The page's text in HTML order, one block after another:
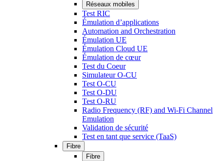
Réseaux mobiles
Test RIC
Émulation d’applications
Automation and Orchestration
Émulation UE
Émulation Cloud UE
Émulation de cœur
Test du Coeur
Simulateur O-CU
Test O-CU
Test O-DU
Test O-RU
Radio Frequency (RF) and Wi-Fi Channel
Emulation
Validation de sécurité
Test en tant que service (TaaS)
Fibre
Fibre